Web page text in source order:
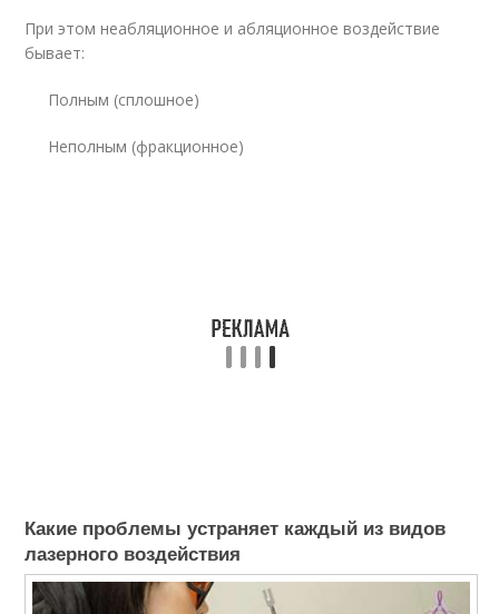
При этом неабляционное и абляционное воздействие
бывает:
Полным (сплошное)
Неполным (фракционное)
Какие проблемы устраняет каждый из видов
лазерного воздействия